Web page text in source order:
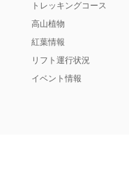
トレッキングコース
高山植物
紅葉情報
リフト運行状況
イベント情報